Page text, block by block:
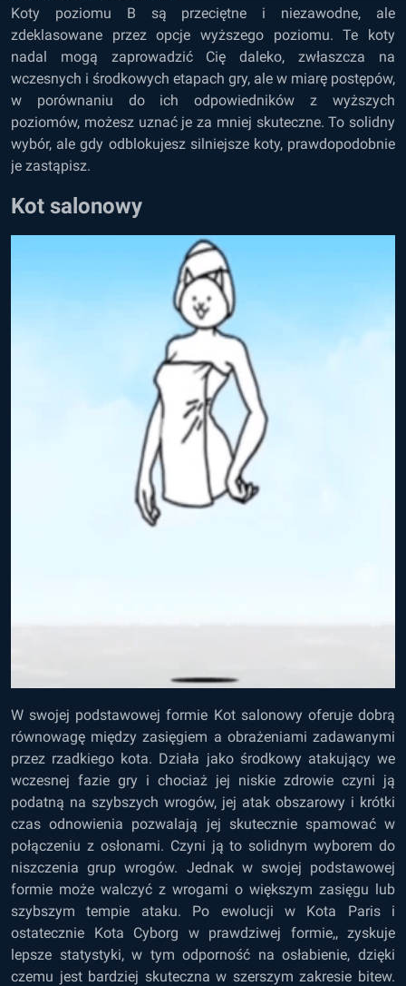
Koty poziomu B są przeciętne i niezawodne, ale
zdeklasowane przez opcje wyższego poziomu. Te koty
nadal mogą zaprowadzić Cię daleko, zwłaszcza na
wczesnych i środkowych etapach gry, ale w miarę postępów,
w porównaniu do ich odpowiedników z wyższych
poziomów, możesz uznać je za mniej skuteczne. To solidny
wybór, ale gdy odblokujesz silniejsze koty, prawdopodobnie
je zastąpisz.
Kot salonowy
W swojej podstawowej formie Kot salonowy oferuje dobrą
równowagę między zasięgiem a obrażeniami zadawanymi
przez rzadkiego kota. Działa jako środkowy atakujący we
wczesnej fazie gry i chociaż jej niskie zdrowie czyni ją
podatną na szybszych wrogów, jej atak obszarowy i krótki
czas odnowienia pozwalają jej skutecznie spamować w
połączeniu z osłonami. Czyni ją to solidnym wyborem do
niszczenia grup wrogów. Jednak w swojej podstawowej
formie może walczyć z wrogami o większym zasięgu lub
szybszym tempie ataku. Po ewolucji w Kota Paris i
ostatecznie Kota Cyborg w prawdziwej formie,, zyskuje
lepsze statystyki, w tym odporność na osłabienie, dzięki
czemu jest bardziej skuteczna w szerszym zakresie bitew.